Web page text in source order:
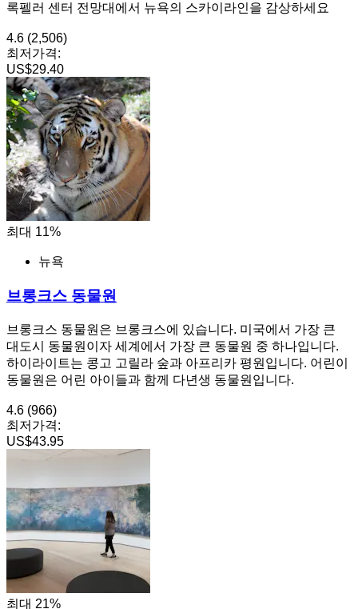
록펠러 센터 전망대에서 뉴욕의 스카이라인을 감상하세요
4.6 (2,506)
최저가격:
US$29.40
최대 11%
뉴욕
브롱크스 동물원
브롱크스 동물원은 브롱크스에 있습니다. 미국에서 가장 큰
대도시 동물원이자 세계에서 가장 큰 동물원 중 하나입니다.
하이라이트는 콩고 고릴라 숲과 아프리카 평원입니다. 어린이
동물원은 어린 아이들과 함께 다년생 동물원입니다.
4.6 (966)
최저가격:
US$43.95
최대 21%